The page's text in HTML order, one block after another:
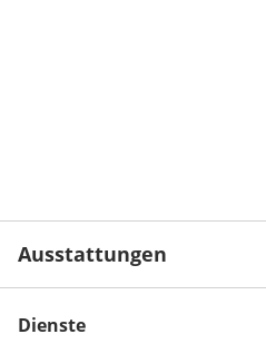
Ausstattungen
Dienste